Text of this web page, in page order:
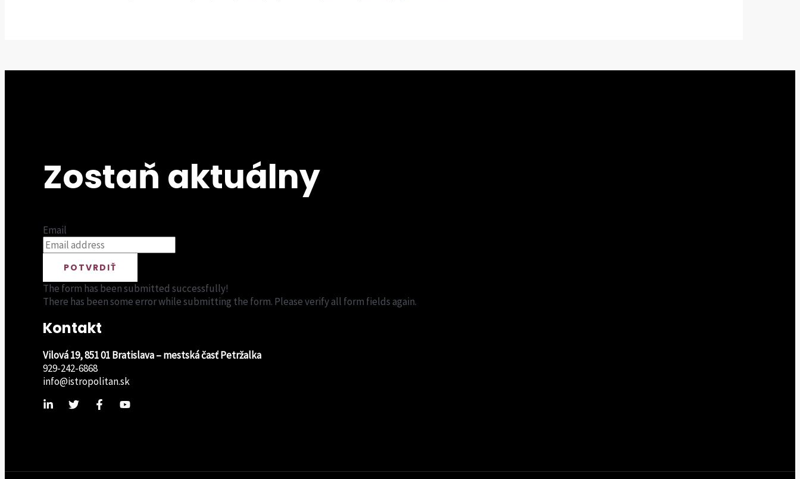
Zostaň aktuálny
Email
POTVRDIŤ
The form has been submitted successfully!
There has been some error while submitting the form. Please verify all form fields again.
Kontakt
Vilová 19, 851 01 Bratislava – mestská časť Petržalka
929-242-6868
info@istropolitan.sk